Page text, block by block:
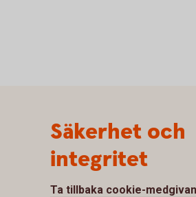
Säkerhet och
integritet
Ta tillbaka cookie-